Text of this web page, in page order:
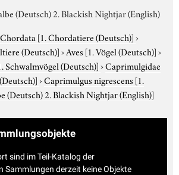
(Deutsch) 2. Blackish Nightjar (English)
Chordata [1. Chordatiere (Deutsch)]›
(Deutsch)]›Aves [1. Vögel (Deutsch)]›
Schwalmvögel (Deutsch)]›Caprimulgidae
›Caprimulgus nigrescens [1.
(Deutsch) 2. Blackish Nightjar (English)]
sind im Teil-Katalog der
Sammlungen derzeit keine Objekte